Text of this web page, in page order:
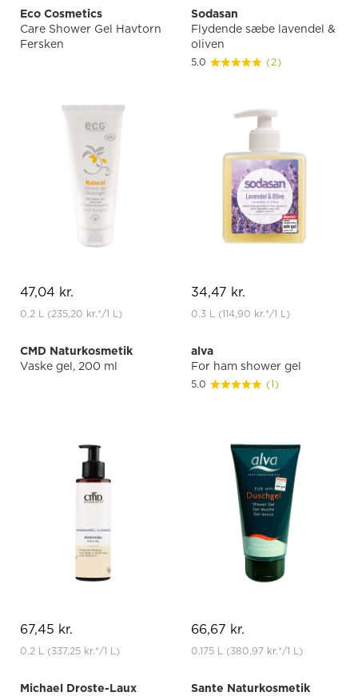
Eco Cosmetics
Care Shower Gel Havtorn
Fersken
47,04 kr.
0.2 L (235,20 kr.*/1 L)
Sodasan
Flydende sæbe lavendel &
oliven
5.0 (2)
34,47 kr.
0.3 L (114,90 kr.*/1 L)
CMD Naturkosmetik
Vaske gel, 200 ml
67,45 kr.
0.2 L (337,25 kr.*/1 L)
alva
For ham shower gel
5.0 (1)
66,67 kr.
0.175 L (380,97 kr.*/1 L)
Michael Droste-Laux
Sante Naturkosmetik